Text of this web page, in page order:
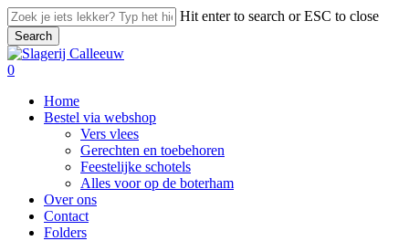
Skip
to
main
content
Hit enter to search or ESC to close
Search
Close
Search
search
0
Home
Bestel via webshop
Vers vlees
Gerechten en toebehoren
Feestelijke schotels
Alles voor op de boterham
Over ons
Contact
Folders